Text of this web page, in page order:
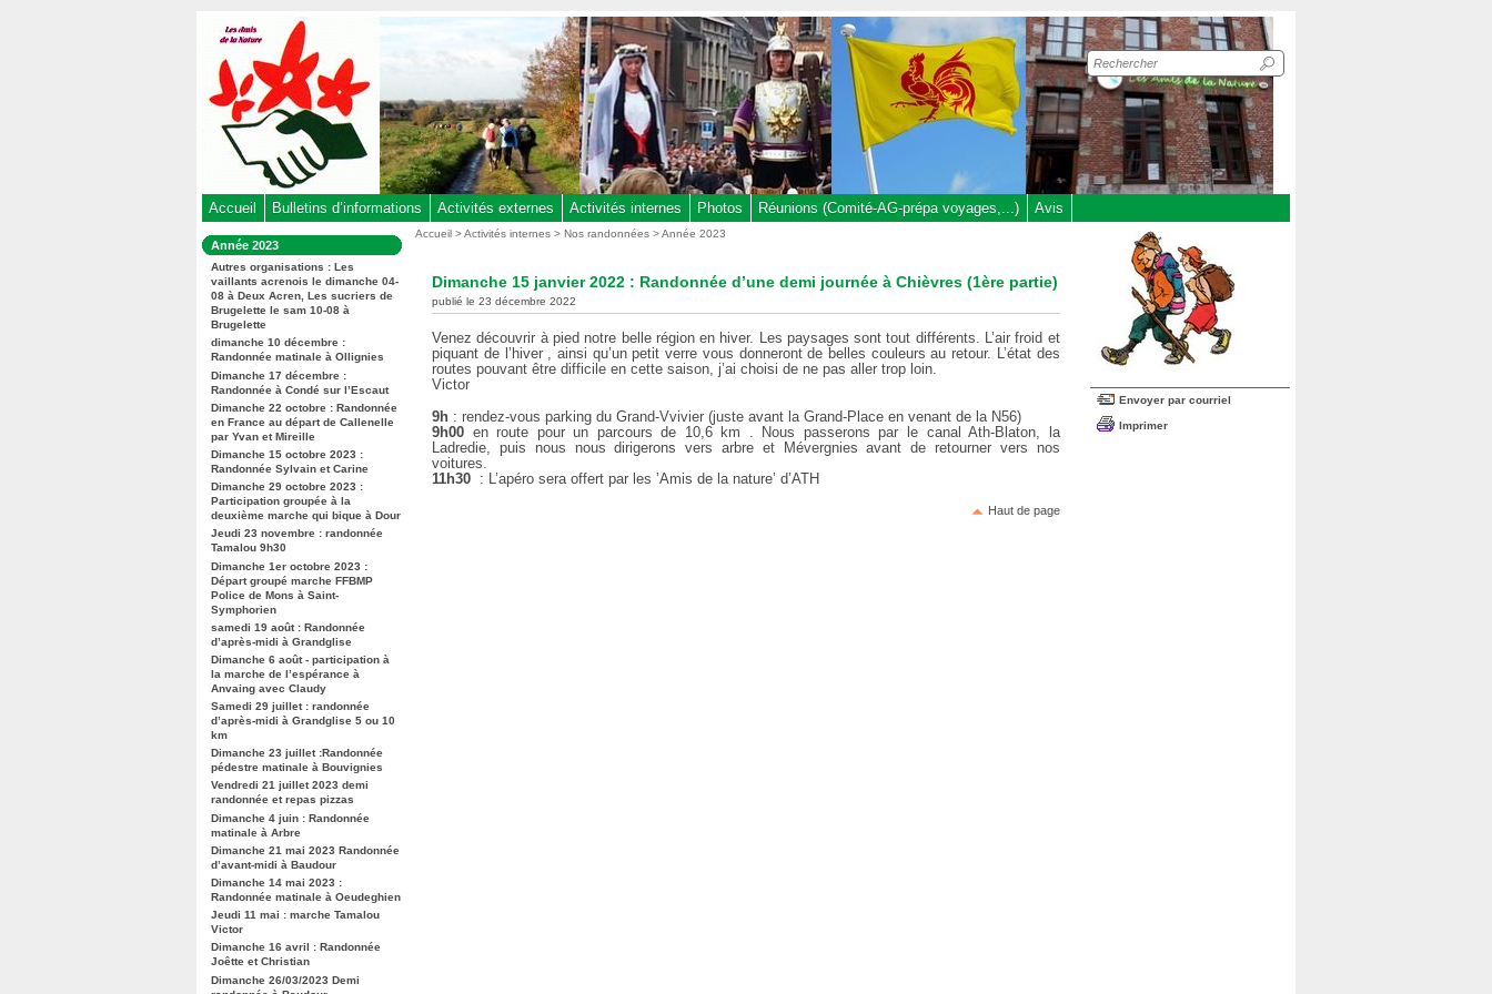
Recherche
sur
le
site
Accueil Bulletins d’informations Activités externes Activités internes Photos Réunions (Comité-AG-prépa voyages,...) Avis
Dans
la
rubrique
:
Année 2023
Autres organisations : Les
vaillants acrenois le dimanche 04-
08 à Deux Acren, Les sucriers de
Brugelette le sam 10-08 à
Brugelette
dimanche 10 décembre :
Randonnée matinale à Ollignies
Dimanche 17 décembre :
Randonnée à Condé sur l’Escaut
Dimanche 22 octobre : Randonnée
en France au départ de Callenelle
par Yvan et Mireille
Dimanche 15 octobre 2023 :
Randonnée Sylvain et Carine
Dimanche 29 octobre 2023 :
Participation groupée à la
deuxième marche qui bique à Dour
Jeudi 23 novembre : randonnée
Tamalou 9h30
Dimanche 1er octobre 2023 :
Départ groupé marche FFBMP
Police de Mons à Saint-
Symphorien
samedi 19 août : Randonnée
d’après-midi à Grandglise
Dimanche 6 août - participation à
la marche de l’espérance à
Anvaing avec Claudy
Samedi 29 juillet : randonnée
d’après-midi à Grandglise 5 ou 10
km
Dimanche 23 juillet :Randonnée
pédestre matinale à Bouvignies
Vendredi 21 juillet 2023 demi
randonnée et repas pizzas
Dimanche 4 juin : Randonnée
matinale à Arbre
Dimanche 21 mai 2023 Randonnée
d’avant-midi à Baudour
Dimanche 14 mai 2023 :
Randonnée matinale à Oeudeghien
Jeudi 11 mai : marche Tamalou
Victor
Dimanche 16 avril : Randonnée
Joêtte et Christian
Dimanche 26/03/2023 Demi
Vous
Accueil >Activités internes >Nos randonnées>Année 2023
Dimanche 15 janvier 2022 : Randonnée d’une demi journée à Chièvres (1ère partie)
publié le 23 décembre 2022
Venez découvrir à pied notre belle région en hiver. Les paysages sont tout différents. L’air froid et
piquant de l’hiver , ainsi qu’un petit verre vous donneront de belles couleurs au retour. L’état des
routes pouvant être difficile en cette saison, j’ai choisi de ne pas aller trop loin.
Victor
9h : rendez-vous parking du Grand-Vvivier (juste avant la Grand-Place en venant de la N56)
9h00 en route pour un parcours de 10,6 km . Nous passerons par le canal Ath-Blaton, la
Ladredie, puis nous nous dirigerons vers arbre et Mévergnies avant de retourner vers nos
voitures.
11h30 : L’apéro sera offert par les ’Amis de la nature’ d’ATH
Haut de page
Envoyer par courriel
Imprimer